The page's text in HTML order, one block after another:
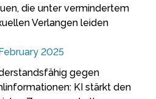
die unter vermindertem
Verlangen leiden
2025
gegen
KI stärkt den